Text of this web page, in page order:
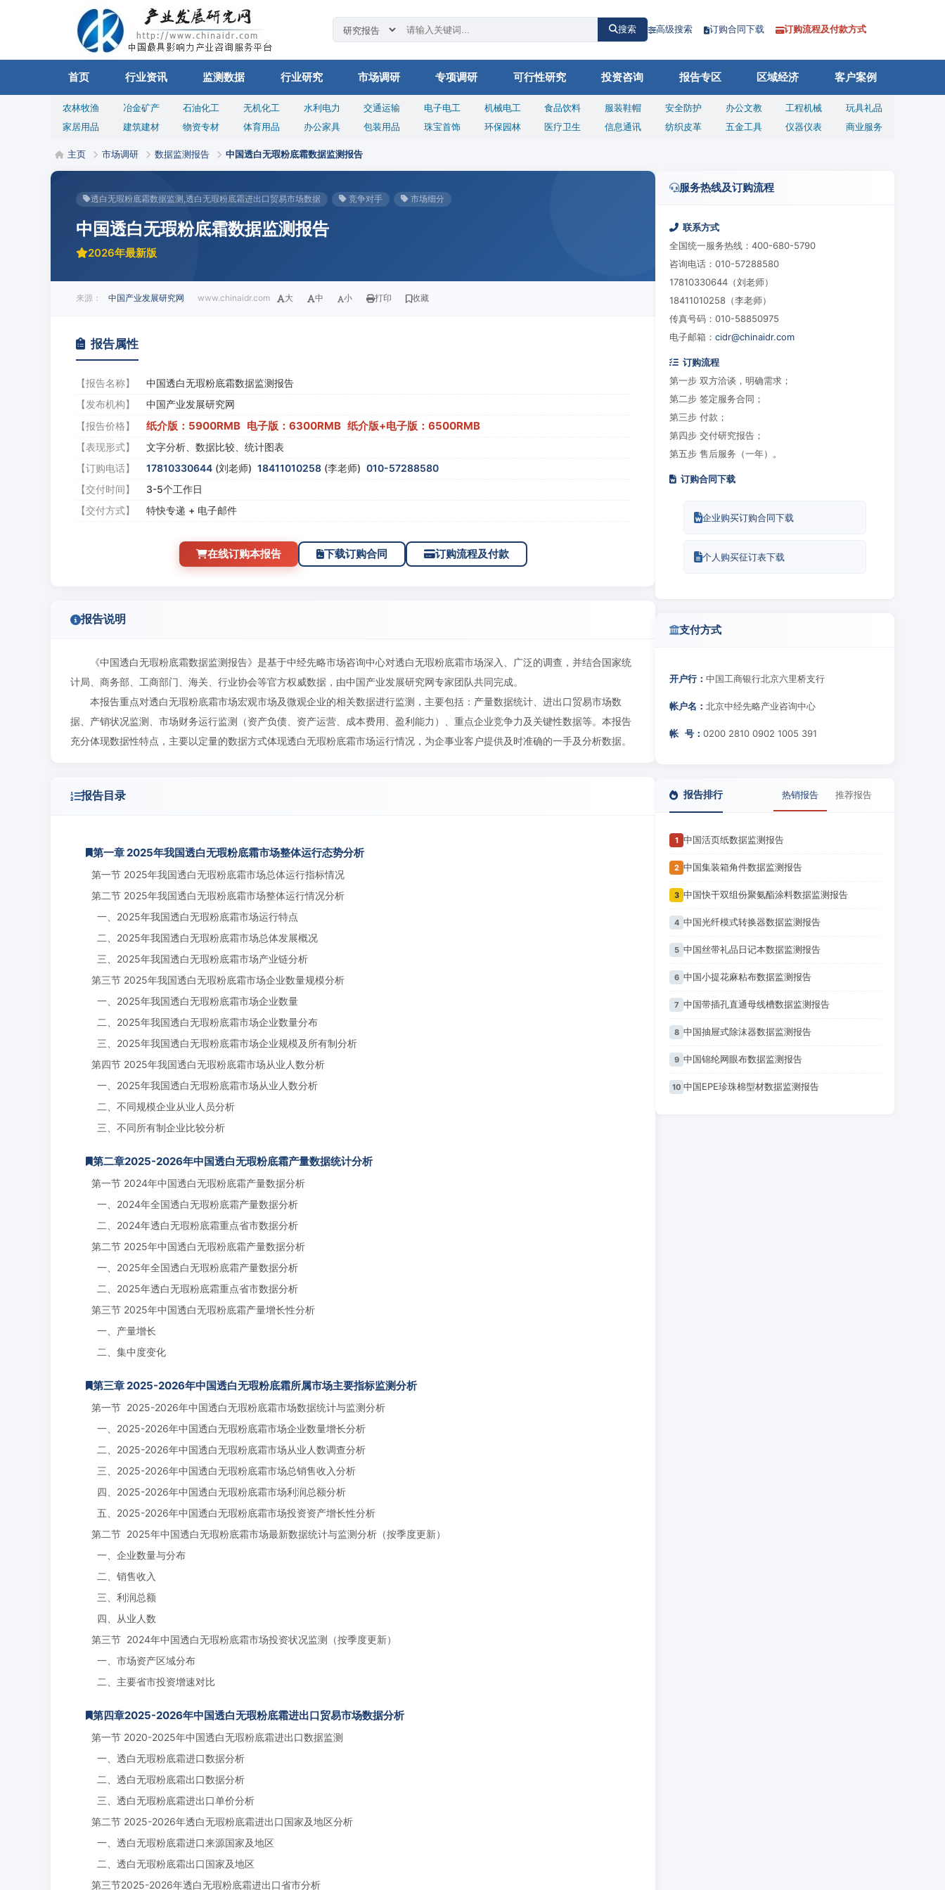
搜索 高级搜索 订购合同下载 订购流程及付款方式
首页 行业资讯 监测数据 行业研究 市场调研 专项调研 可行性研究 投资咨询 报告专区 区域经济 客户案例
农林牧渔 冶金矿产 石油化工 无机化工 水利电力 交通运输 电子电工 机械电工 食品饮料 服装鞋帽 安全防护 办公文教 工程机械
玩具礼品
家居用品
建筑建材 物资专材 体育用品 办公家具 包装用品 珠宝首饰 环保园林 医疗卫生 信息通讯 纺织皮革 五金工具 仪器仪表 商业服务
主页 市场调研 数据监测报告 中国透白无瑕粉底霜数据监测报告
透白无瑕粉底霜数据监测,透白无瑕粉底霜进出口贸易市场数据 竞争对手 市场细分
中国透白无瑕粉底霜数据监测报告
2026年最新版
来源： 中国产业发展研究网 www.chinaidr.com 大 中 小 打印 收藏
报告属性
【报告名称】
中国透白无瑕粉底霜数据监测报告
【发布机构】
中国产业发展研究网
【报告价格】
纸介版：5900RMB 电子版：6300RMB 纸介版+电子版：6500RMB
【表现形式】
文字分析、数据比较、统计图表
【订购电话】
17810330644 (刘老师) 18411010258 (李老师) 010-57288580
【交付时间】
3-5个工作日
【交付方式】
特快专递 + 电子邮件
在线订购本报告 下载订购合同 订购流程及付款
报告说明
《中国透白无瑕粉底霜数据监测报告》是基于中经先略市场咨询中心对透白无瑕粉底霜市场深入、广泛的调查，并结合国家统
计局、商务部、工商部门、海关、行业协会等官方权威数据，由中国产业发展研究网专家团队共同完成。
本报告重点对透白无瑕粉底霜市场宏观市场及微观企业的相关数据进行监测，主要包括：产量数据统计、进出口贸易市场数
据、产销状况监测、市场财务运行监测（资产负债、资产运营、成本费用、盈利能力）、重点企业竞争力及关键性数据等。本报告
充分体现数据性特点，主要以定量的数据方式体现透白无瑕粉底霜市场运行情况，为企事业客户提供及时准确的一手及分析数据。
报告目录
第一章 2025年我国透白无瑕粉底霜市场整体运行态势分析
第一节 2025年我国透白无瑕粉底霜市场总体运行指标情况
第二节 2025年我国透白无瑕粉底霜市场整体运行情况分析
一、2025年我国透白无瑕粉底霜市场运行特点
二、2025年我国透白无瑕粉底霜市场总体发展概况
三、2025年我国透白无瑕粉底霜市场产业链分析
第三节 2025年我国透白无瑕粉底霜市场企业数量规模分析
一、2025年我国透白无瑕粉底霜市场企业数量
二、2025年我国透白无瑕粉底霜市场企业数量分布
三、2025年我国透白无瑕粉底霜市场企业规模及所有制分析
第四节 2025年我国透白无瑕粉底霜市场从业人数分析
一、2025年我国透白无瑕粉底霜市场从业人数分析
二、不同规模企业从业人员分析
三、不同所有制企业比较分析
第二章2025-2026年中国透白无瑕粉底霜产量数据统计分析
第一节 2024年中国透白无瑕粉底霜产量数据分析
一、2024年全国透白无瑕粉底霜产量数据分析
二、2024年透白无瑕粉底霜重点省市数据分析
第二节 2025年中国透白无瑕粉底霜产量数据分析
一、2025年全国透白无瑕粉底霜产量数据分析
二、2025年透白无瑕粉底霜重点省市数据分析
第三节 2025年中国透白无瑕粉底霜产量增长性分析
一、产量增长
二、集中度变化
第三章 2025-2026年中国透白无瑕粉底霜所属市场主要指标监测分析
第一节 2025-2026年中国透白无瑕粉底霜市场数据统计与监测分析
一、2025-2026年中国透白无瑕粉底霜市场企业数量增长分析
二、2025-2026年中国透白无瑕粉底霜市场从业人数调查分析
三、2025-2026年中国透白无瑕粉底霜市场总销售收入分析
四、2025-2026年中国透白无瑕粉底霜市场利润总额分析
五、2025-2026年中国透白无瑕粉底霜市场投资资产增长性分析
第二节 2025年中国透白无瑕粉底霜市场最新数据统计与监测分析（按季度更新）
一、企业数量与分布
二、销售收入
三、利润总额
四、从业人数
第三节 2024年中国透白无瑕粉底霜市场投资状况监测（按季度更新）
一、市场资产区域分布
二、主要省市投资增速对比
第四章2025-2026年中国透白无瑕粉底霜进出口贸易市场数据分析
第一节 2020-2025年中国透白无瑕粉底霜进出口数据监测
一、透白无瑕粉底霜进口数据分析
二、透白无瑕粉底霜出口数据分析
三、透白无瑕粉底霜进出口单价分析
第二节 2025-2026年透白无瑕粉底霜进出口国家及地区分析
一、透白无瑕粉底霜进口来源国家及地区
二、透白无瑕粉底霜出口国家及地区
第三节2025-2026年透白无瑕粉底霜进出口省市分析
服务热线及订购流程
联系方式
全国统一服务热线：400-680-5790
咨询电话：010-57288580
17810330644（刘老师）
18411010258（李老师）
传真号码：010-58850975
电子邮箱： cidr@chinaidr.com
订购流程
第一步 双方洽谈，明确需求；
第二步 签定服务合同；
第三步 付款；
第四步 交付研究报告；
第五步 售后服务（一年）。
订购合同下载
企业购买订购合同下载
个人购买征订表下载
支付方式
开户行： 中国工商银行北京六里桥支行
帐户名： 北京中经先略产业咨询中心
帐 号： 0200 2810 0902 1005 391
报告排行 热销报告 推荐报告
1 中国活页纸数据监测报告
2 中国集装箱角件数据监测报告
3 中国快干双组份聚氨酯涂料数据监测报告
4 中国光纤模式转换器数据监测报告
5 中国丝带礼品日记本数据监测报告
6 中国小提花麻粘布数据监测报告
7 中国带插孔直通母线槽数据监测报告
8 中国抽屉式除沫器数据监测报告
9 中国锦纶网眼布数据监测报告
10 中国EPE珍珠棉型材数据监测报告